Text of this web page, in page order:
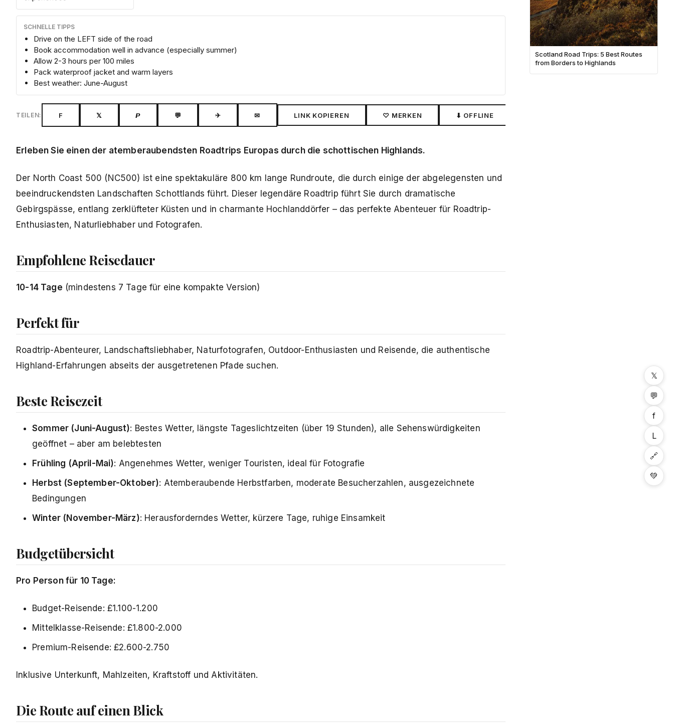
SCHNELLE TIPPS
Drive on the LEFT side of the road
Book accommodation well in advance (especially summer)
Allow 2-3 hours per 100 miles
Pack waterproof jacket and warm layers
Best weather: June-August
TEILEN: F 𝕏 𝙋 💬 ✈ ✉ LINK KOPIEREN ♡ MERKEN ⬇ OFFLINE
Erleben Sie einen der atemberaubendsten Roadtrips Europas durch die schottischen Highlands.
Der North Coast 500 (NC500) ist eine spektakuläre 800 km lange Rundroute, die durch einige der abgelegensten und
beeindruckendsten Landschaften Schottlands führt. Dieser legendäre Roadtrip führt Sie durch dramatische
Gebirgspässe, entlang zerklüfteter Küsten und in charmante Hochlanddörfer – das perfekte Abenteuer für Roadtrip-
Enthusiasten, Naturliebhaber und Fotografen.
Empfohlene Reisedauer
10-14 Tage (mindestens 7 Tage für eine kompakte Version)
Perfekt für
Roadtrip-Abenteurer, Landschaftsliebhaber, Naturfotografen, Outdoor-Enthusiasten und Reisende, die authentische
Highland-Erfahrungen abseits der ausgetretenen Pfade suchen.
Beste Reisezeit
Sommer (Juni-August): Bestes Wetter, längste Tageslichtzeiten (über 19 Stunden), alle Sehenswürdigkeiten
geöffnet – aber am belebtesten
Frühling (April-Mai): Angenehmes Wetter, weniger Touristen, ideal für Fotografie
Herbst (September-Oktober): Atemberaubende Herbstfarben, moderate Besucherzahlen, ausgezeichnete
Bedingungen
Winter (November-März): Herausforderndes Wetter, kürzere Tage, ruhige Einsamkeit
Budgetübersicht
Pro Person für 10 Tage:
Budget-Reisende: £1.100-1.200
Mittelklasse-Reisende: £1.800-2.000
Premium-Reisende: £2.600-2.750
Inklusive Unterkunft, Mahlzeiten, Kraftstoff und Aktivitäten.
Die Route auf einen Blick
Scotland Road Trips: 5 Best Routes
from Borders to Highlands
𝕏
💬
f
L
🔗
💚